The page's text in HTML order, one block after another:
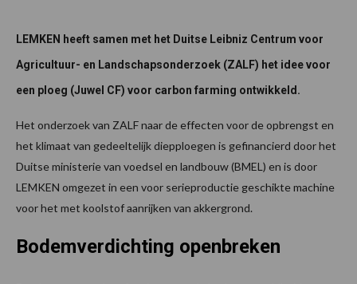
LEMKEN heeft samen met het Duitse Leibniz Centrum voor
Agricultuur- en Landschapsonderzoek (ZALF) het idee voor
een ploeg (Juwel CF) voor carbon farming ontwikkeld.
Het onderzoek van ZALF naar de effecten voor de opbrengst en
het klimaat van gedeeltelijk diepploegen is gefinancierd door het
Duitse ministerie van voedsel en landbouw (BMEL) en is door
LEMKEN omgezet in een voor serieproductie geschikte machine
voor het met koolstof aanrijken van akkergrond.
Bodemverdichting openbreken